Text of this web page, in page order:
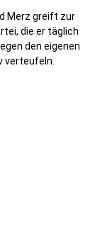
Merz greift zur
die er täglich
den eigenen
verteufeln.